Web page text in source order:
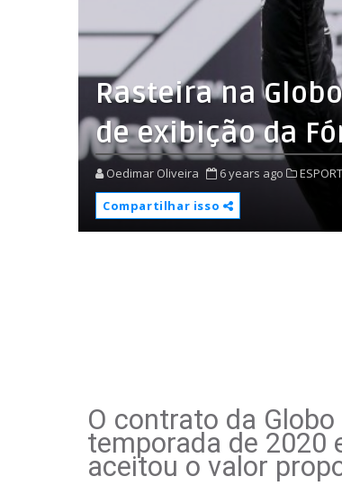
Rasteira na
de exibição da
Oedimar Oliveira 6 years ago
Compartilhar isso
O contrato da
temporada de 2020
aceitou o valor